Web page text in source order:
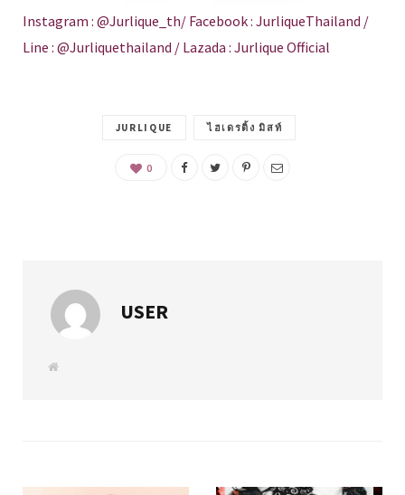
Instagram : @Jurlique_th/ Facebook : JurliqueThailand /
Line : @Jurliquethailand / Lazada : Jurlique Official
JURLIQUE ไฮเดรติ้ง มิสท์
0
USER
W